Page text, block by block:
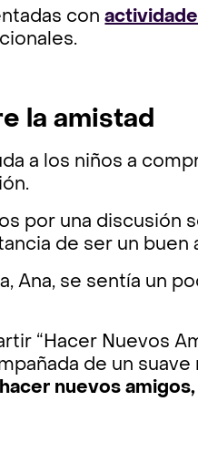
con
la amistad
a los niños a
por una discusión
de ser un buen
Ana, se sentía un
“Hacer Nuevos
de un suave
nuevos